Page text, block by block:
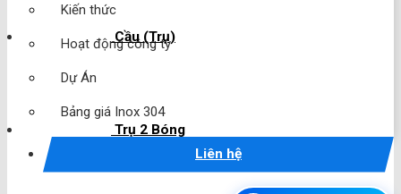
Kiến thức
Hoạt động công ty
Dự Án
Bảng giá Inox 304
Liên hệ
Cầu (Trụ)
Trụ 2 Bóng